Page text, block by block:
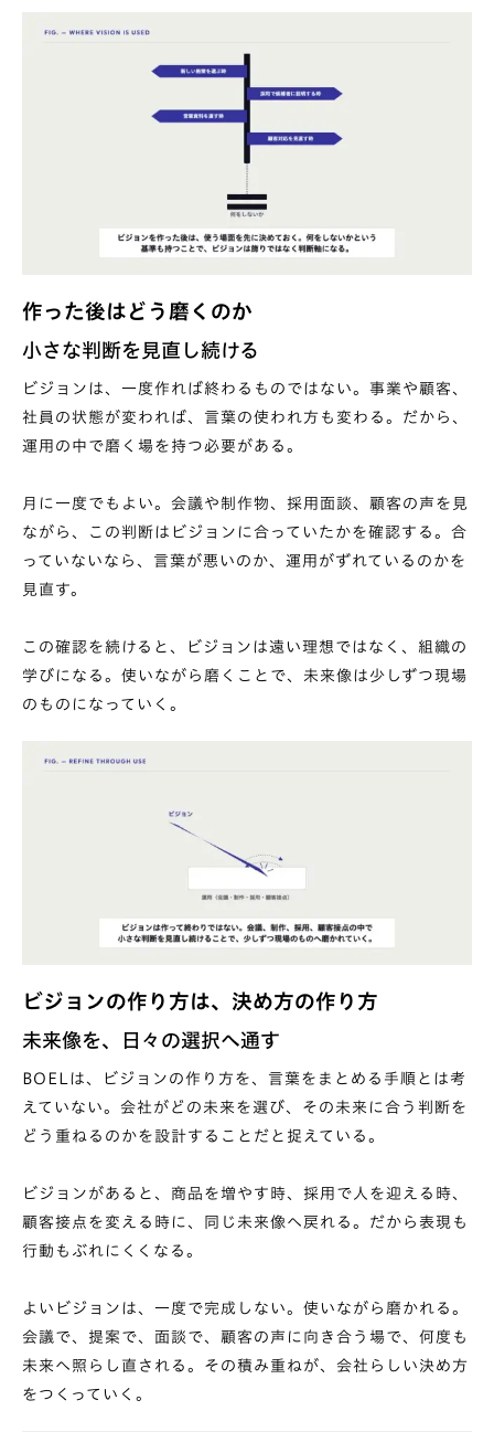
作った後はどう磨くのか
小さな判断を見直し続ける
ビジョンは、一度作れば終わるものではない。事業や顧客、
社員の状態が変われば、言葉の使われ方も変わる。だから、
運用の中で磨く場を持つ必要がある。
月に一度でもよい。会議や制作物、採用面談、顧客の声を見
ながら、この判断はビジョンに合っていたかを確認する。合
っていないなら、言葉が悪いのか、運用がずれているのかを
見直す。
この確認を続けると、ビジョンは遠い理想ではなく、組織の
学びになる。使いながら磨くことで、未来像は少しずつ現場
のものになっていく。
ビジョンの作り方は、決め方の作り方
未来像を、日々の選択へ通す
BOELは、ビジョンの作り方を、言葉をまとめる手順とは考
えていない。会社がどの未来を選び、その未来に合う判断を
どう重ねるのかを設計することだと捉えている。
ビジョンがあると、商品を増やす時、採用で人を迎える時、
顧客接点を変える時に、同じ未来像へ戻れる。だから表現も
行動もぶれにくくなる。
よいビジョンは、一度で完成しない。使いながら磨かれる。
会議で、提案で、面談で、顧客の声に向き合う場で、何度も
未来へ照らし直される。その積み重ねが、会社らしい決め方
をつくっていく。